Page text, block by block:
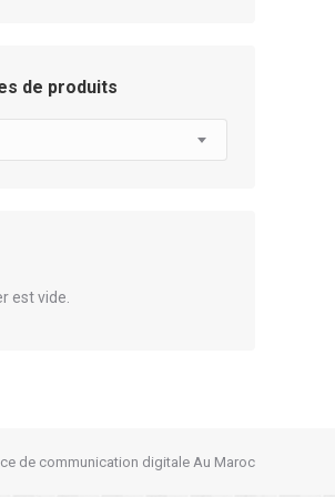
de produits
est vide.
de communication digitale Au Maroc